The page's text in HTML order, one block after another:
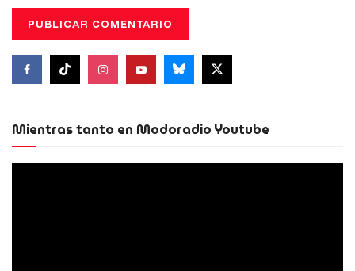
Mientras tanto en Modoradio Youtube